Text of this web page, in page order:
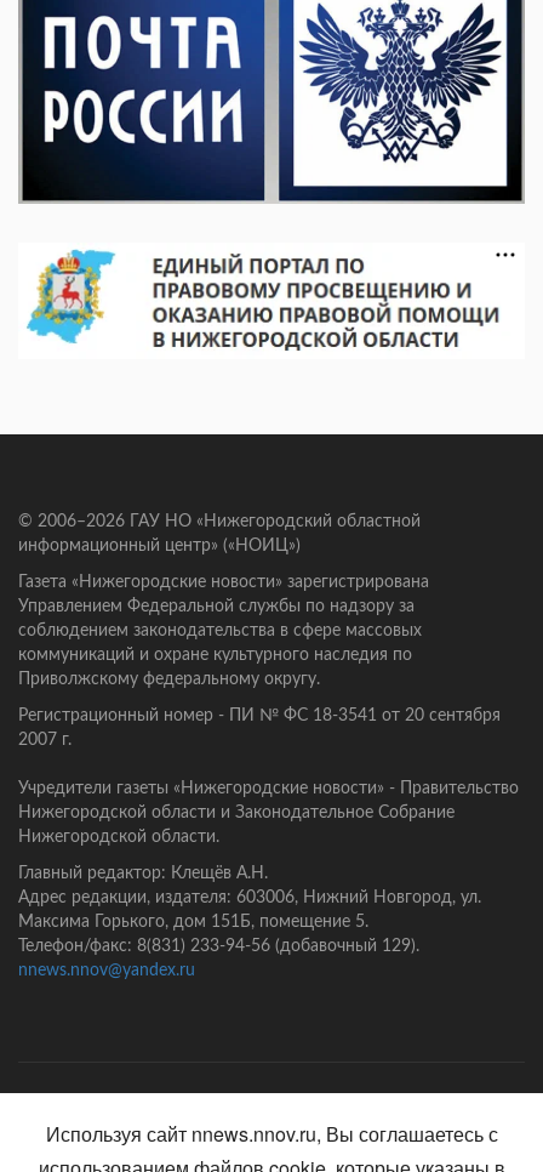
© 2006–2026 ГАУ НО «Нижегородский областной
информационный центр» («НОИЦ»)
Газета «Нижегородские новости» зарегистрирована
Управлением Федеральной службы по надзору за
соблюдением законодательства в сфере массовых
коммуникаций и охране культурного наследия по
Приволжскому федеральному округу.
Регистрационный номер - ПИ № ФС 18-3541 от 20 сентября
2007 г.
Учредители газеты «Нижегородские новости» - Правительство
Нижегородской области и Законодательное Собрание
Нижегородской области.
Главный редактор: Клещёв А.Н.
Адрес редакции, издателя: 603006, Нижний Новгород, ул.
Максима Горького, дом 151Б, помещение 5.
Телефон/факс: 8(831) 233-94-56 (добавочный 129).
nnews.nnov@yandex.ru
Используя сайт nnews.nnov.ru, Вы соглашаетесь с